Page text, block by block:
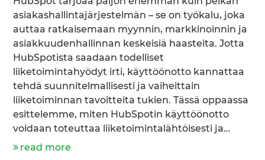
asiakashallintajärjestelmän – se on työkalu, joka
auttaa ratkaisemaan myynnin, markkinoinnin ja
asiakkuudenhallinnan keskeisiä haasteita. Jotta
HubSpotista saadaan todelliset
liiketoimintahyödyt irti, käyttöönotto kannattaa
tehdä suunnitelmallisesti ja vaiheittain
liiketoiminnan tavoitteita tukien. Tässä oppaassa
esittelemme, miten HubSpotin käyttöönotto
voidaan toteuttaa liiketoimintalähtöisesti ja…
read more